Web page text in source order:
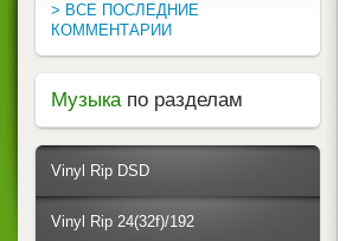
> ВСЕ ПОСЛЕДНИЕ
КОММЕНТАРИИ
Музыка по разделам
Vinyl Rip DSD
Vinyl Rip 24(32f)/192